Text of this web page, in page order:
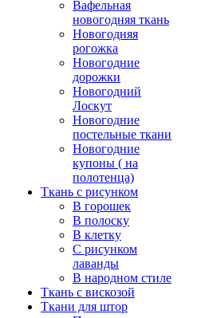
Вафельная
новогодняя ткань
Новогодняя
рогожка
Новогодние
дорожки
Новогодний
Лоскут
Новогодние
постельные ткани
Новогодние
купоны ( на
полотенца)
Ткань с рисунком
В горошек
В полоску
В клетку
С рисунком
лаванды
В народном стиле
Ткань с вискозой
Ткани для штор